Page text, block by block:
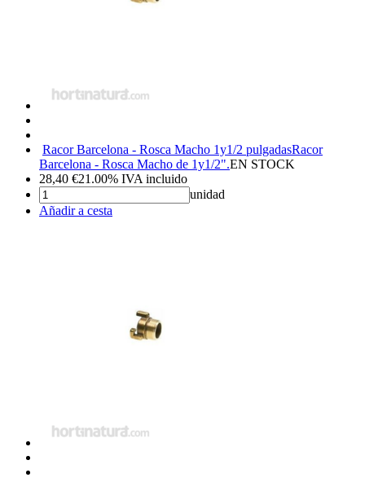
Racor Barcelona - Rosca Macho 1y1/2 pulgadasRacor
Barcelona - Rosca Macho de 1y1/2".EN STOCK
28,40 €21.00% IVA incluido
unidad
Añadir a cesta